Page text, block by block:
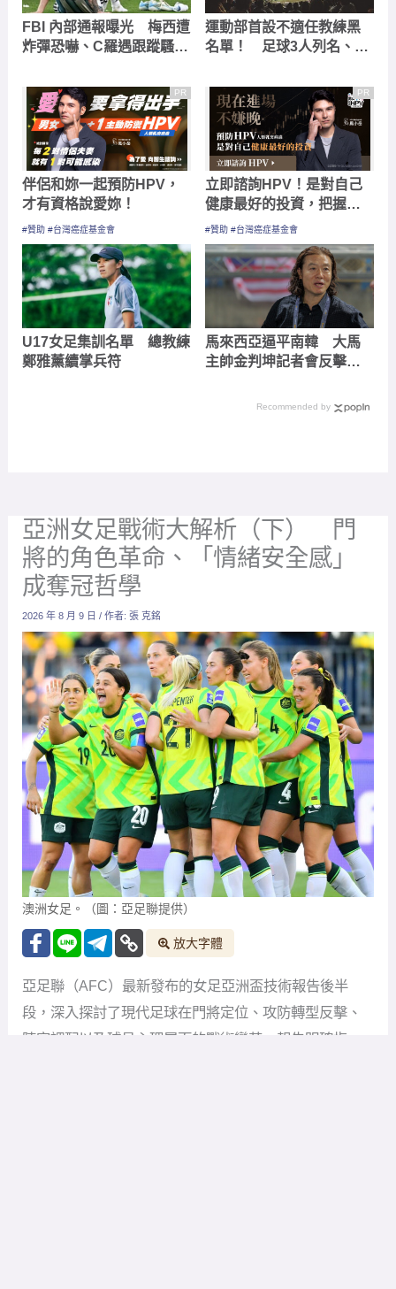
FBI 內部通報曝光 梅西遭
炸彈恐嚇、C羅遇跟蹤騷
亡威脅
運動部首設不適任教練黑
名單！ 足球3人列名、查
PR
伴侶和妳一起預防HPV，
才有資格說愛妳！
#贊助 #台灣癌症基金會
PR
立即諮詢HPV！是對自己
健康最好的投資，把握現
在不嫌晚！
#贊助 #台灣癌症基金會
U17女足集訓名單 總教練
鄭雅薰續掌兵符
馬來西亞逼平南韓 大馬
主帥金判坤記者會反擊媒
Recommended by
亞洲女足戰術大解析（下） 門
將的角色革命、「情緒安全感」
成奪冠哲學
2026 年 8 月 9 日/ 作者:張 克銘
澳洲女足。（圖：亞足聯提供）
放大字體
亞足聯（AFC）最新發布的女足亞洲盃技術報告後半
段，深入探討了現代足球在門將定位、攻防轉型反擊、
陣容調配以及球員心理層面的戰術變革。報告明確指